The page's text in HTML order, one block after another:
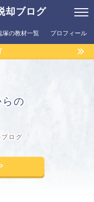
却ブログ
塚の教材一覧 プロフィール
の
ログ